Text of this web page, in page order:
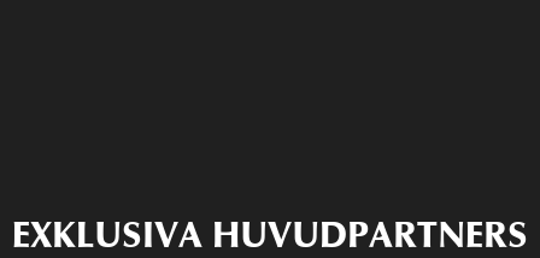
EXKLUSIVA HUVUDPARTNERS